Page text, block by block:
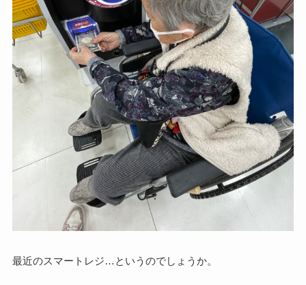
最近のスマートレジ…というのでしょうか。